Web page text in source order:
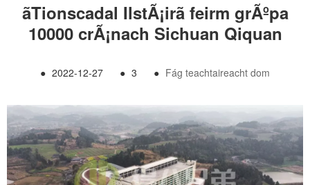
ãTionscadal IlstÃ¡irã feirm grÃºpa
10000 crÃ¡nach Sichuan Qiquan
● 2022-12-27 ● 3 ● Fág teachtaireacht dom